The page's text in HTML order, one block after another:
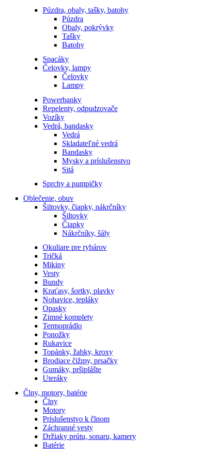
Púzdra, obaly, tašky, batohy
Púzdra
Obaly, pokrývky
Tašky
Batohy
Spacáky
Čelovky, lampy
Čelovky
Lampy
Powerbanky
Repelenty, odpudzovače
Vozíky
Vedrá, bandasky
Vedrá
Skladateľné vedrá
Bandasky
Mysky a príslušenstvo
Sitá
Sprchy a pumpičky
Oblečenie, obuv
Šiltovky, čiapky, nákrčníky
Šiltovky
Čiapky
Nákrčníky, šály
Okuliare pre rybárov
Tričká
Mikiny
Vesty
Bundy
Kraťasy, šortky, plavky
Nohavice, tepláky
Opasky
Zimné komplety
Termoprádlo
Ponožky
Rukavice
Topánky, žabky, kroxy
Brodiace čižmy, prsačky
Gumáky, pršiplášte
Uteráky
Člny, motory, batérie
Člny
Motory
Príslušenstvo k člnom
Záchranné vesty
Držiaky prútu, sonaru, kamery
Batérie